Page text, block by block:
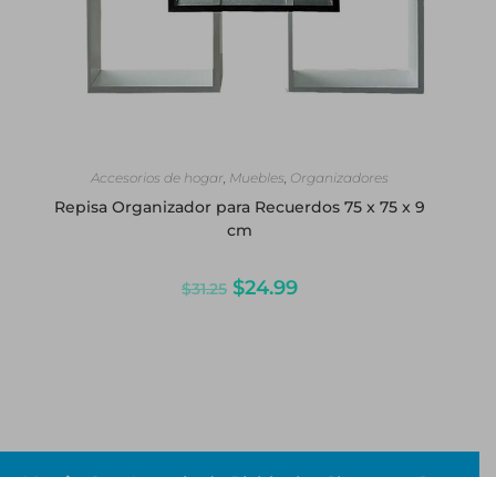
Accesorios de hogar Muebles Organizadores
Repisa Organizador para Recuerdos 75 x 75 x 9
cm
$31.25 $24.99